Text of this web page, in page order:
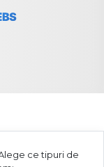
ce tipuri de